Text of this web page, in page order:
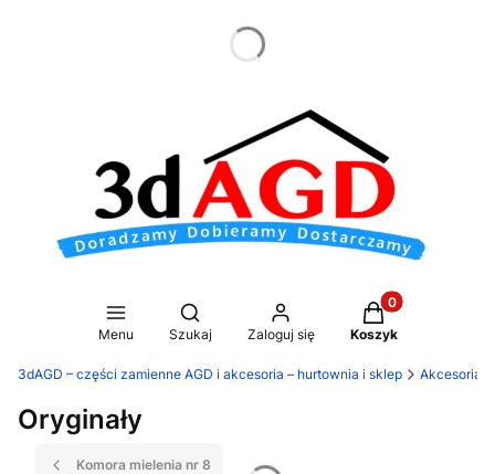
dnia
Menu
Otwórz wyszukiwarkę
Szukaj Zaloguj się
Produkty w
Koszyk
3dAGD – części zamienne AGD i akcesoria – hurtownia i sklep Akcesoria
Oryginały
Komora mielenia nr 8